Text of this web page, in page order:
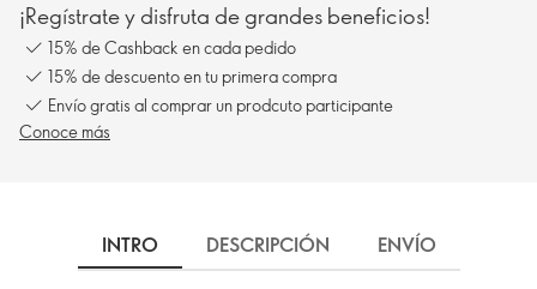
¡Regístrate y disfruta de grandes beneficios!
15% de Cashback en cada pedido
15% de descuento en tu primera compra
Envío gratis al comprar un prodcuto participante
Conoce más
INTRO DESCRIPCIÓN ENVÍO